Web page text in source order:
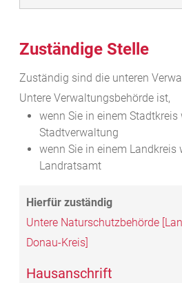
Zuständige Stelle
Zuständig sind die unteren
Untere Verwaltungsbehörde ist,
wenn Sie in einem Stadtkreis
Stadtverwaltung
wenn Sie in einem Landkreis
Landratsamt
Untere Naturschutzbehörde
Donau-Kreis]
Hausanschrift